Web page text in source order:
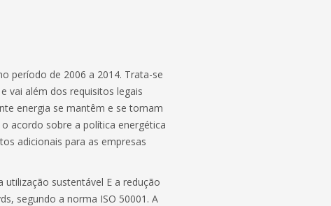
período de 2006 a 2014. Trata-se
vai além dos requisitos legais
energia se mantêm e se tornam
acordo sobre a política energética
adicionais para as empresas
sustentável E a redução
segundo a norma ISO 50001. A